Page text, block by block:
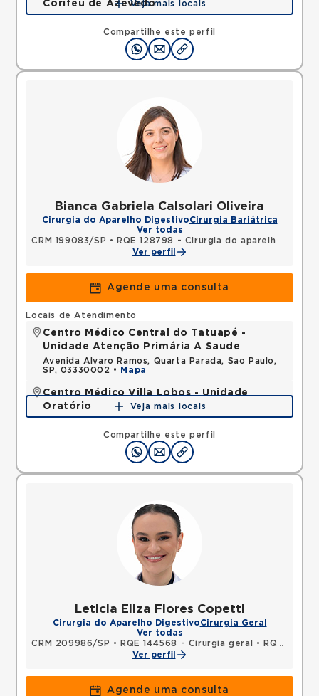
Compartilhe este perfil
Corifeu de Azevedo
Avenida Corifeu de Azevedo Marques, Centro,
Carapicuiba, SP, 06320090 •
Mapa
Veja mais locais
Bianca Gabriela Calsolari Oliveira
Cirurgia do Aparelho DigestivoCirurgia Bariátrica
Ver todas
CRM 199083/SP •
RQE 128798 - Cirurgia do aparelho digestivo
Ver perfil
Agende uma consulta
Compartilhe este perfil
Locais de Atendimento
Centro Médico Central do Tatuapé -
Unidade Atenção Primária A Saude
Avenida Alvaro Ramos, Quarta Parada, Sao Paulo,
SP, 03330002 •
Mapa
Centro Médico Villa Lobos - Unidade
Oratório
Rua do Oratorio, Mooca, Sao Paulo, SP, 03117000 •
Veja mais locais
Leticia Eliza Flores Copetti
Cirurgia do Aparelho DigestivoCirurgia Geral
Ver todas
CRM 209986/SP • RQE 144568 - Cirurgia geral •
RQE 148477 - Cirurgia oncológica
Ver perfil
Agende uma consulta